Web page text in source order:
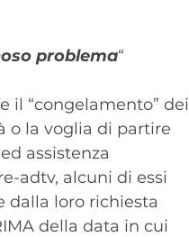
problema“
il “congelamento” dei
o la voglia di partire
assistenza
adtv, alcuni di essi
dalla loro richiesta
della data in cui